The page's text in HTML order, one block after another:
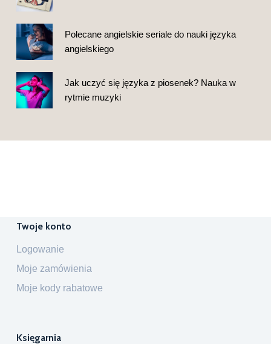
Polecane angielskie seriale do nauki języka
angielskiego
Jak uczyć się języka z piosenek? Nauka w
rytmie muzyki
Twoje konto
Logowanie
Moje zamówienia
Moje kody rabatowe
Księgarnia